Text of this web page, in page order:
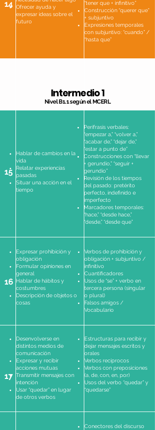
15
Hablar de cambios en la
vida
Relatar experiencias
pasadas
Situar una acción en el
tiempo
Perífrasis verbales:
“empezar a,” “volver a,”
“acabar de,” “dejar de,”
“estar a punto de”
Construcciones con “llevar
+ gerundio,” “seguir +
gerundio”
Revisión de los tiempos
del pasado: pretérito
perfecto, indefinido e
imperfecto
Marcadores temporales:
“hace,” “desde hace,”
“desde,” “desde que”
16
Expresar prohibición y
obligación
Formular opiniones en
general
Hablar de hábitos y
costumbres
Descripción de objetos o
cosas
Verbos de prohibición y
obligación + subjuntivo /
infinitivo
Cuantificadores
Usos de “se” + verbo en
tercera persona (singular
o plural)
Falsos amigos /
Vocabulario
17
Desenvolverse en
distintos medios de
comunicación
Expresar y recibir
acciones mutuas
Transmitir mensajes con
intención
Usar “quedar” en lugar
de otros verbos
Estructuras para recibir y
dejar mensajes escritos y
orales
Verbos recíprocos
Verbos con preposiciones
(a, de, con, en, por)
Usos del verbo “quedar” y
“quedarse”
Conectores del discurso
14 Ofrecer ayuda y
expresar ideas sobre el
futuro
“tener que + infinitivo”
Construcción “querer que”
+ subjuntivo
Expresiones temporales
con subjuntivo: “cuando” /
“hasta que”
Intermedio 1
Nivel B1.1 según el MCERL